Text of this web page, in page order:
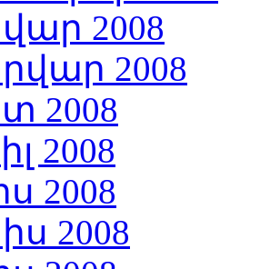
2008
2008
2008
2008
2008
2008